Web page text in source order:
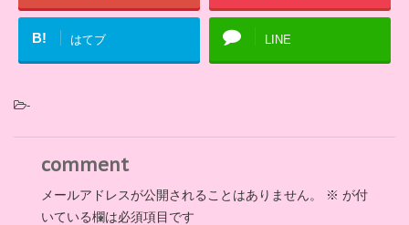
B! はてブ LINE
-
comment
メールアドレスが公開されることはありません。 ※ が付
いている欄は必須項目です